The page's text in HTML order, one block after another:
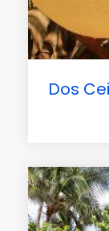
Dos